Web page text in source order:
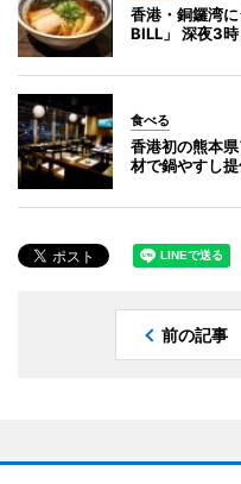
香港・銅鑼湾
BILL」 深夜3時
食べる
香港初の熊本
材で鍋やすし提
前の記事